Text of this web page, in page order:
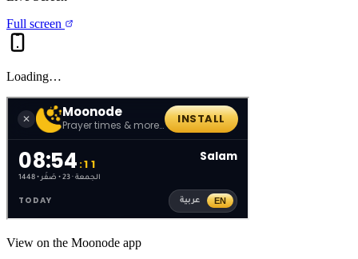
Full screen
Loading…
View on the Moonode app